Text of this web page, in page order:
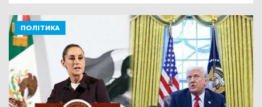
ПОЛІТИКА